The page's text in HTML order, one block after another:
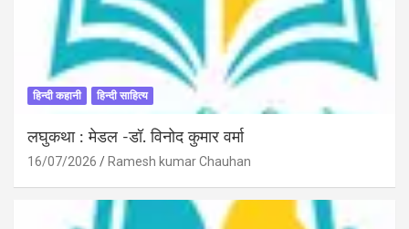
हिन्दी कहानी हिन्दी साहित्य
लघुकथा : मेडल -डॉ. विनोद कुमार वर्मा
16/07/2026 Ramesh kumar Chauhan